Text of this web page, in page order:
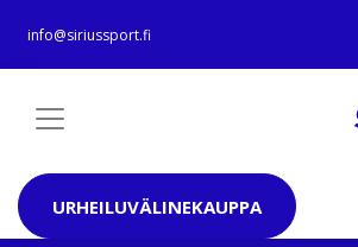
info@siriussport.fi
URHEILUVÄLINEKAUPPA